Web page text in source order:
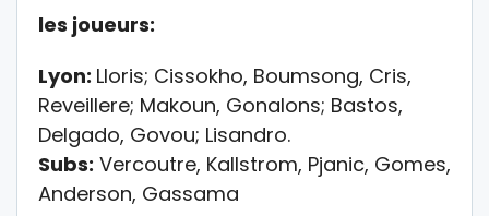
les joueurs:
Lyon: Lloris; Cissokho, Boumsong, Cris,
Reveillere; Makoun, Gonalons; Bastos,
Delgado, Govou; Lisandro.
Subs: Vercoutre, Kallstrom, Pjanic, Gomes,
Anderson, Gassama